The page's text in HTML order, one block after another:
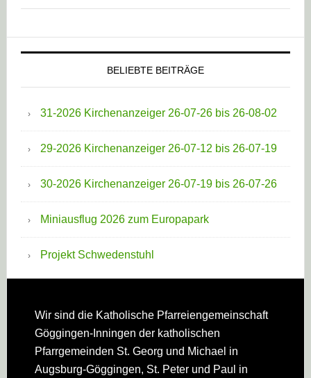
BELIEBTE BEITRÄGE
31-2026 Kirchenanzeiger 26-07-26 bis 26-08-02
29-2026 Kirchenanzeiger 26-07-12 bis 26-07-19
30-2026 Kirchenanzeiger 26-07-19 bis 26-07-26
Miniausflug 2026 zum Europapark
Projekt Schwedenstuhl
Footer
Wir sind die Katholische Pfarreien­gemeinschaft
Göggingen-Inningen der katholischen
Pfarrgemeinden St. Georg und Michael in
Augsburg-Göggingen, St. Peter und Paul in